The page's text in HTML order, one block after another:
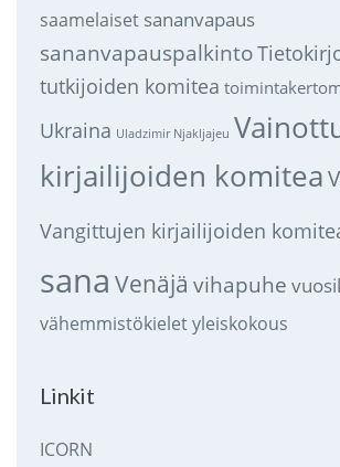
saamelaiset sananvapaus
sananvapauspalkinto
tutkijoiden komitea
Ukraina Uladzimir Njakljajeu
kirjailijoiden komitea
Vangittujen kirjailijoiden
sana Venäjä vihapuhe
vähemmistökieletyleiskokous
Linkit
ICORN